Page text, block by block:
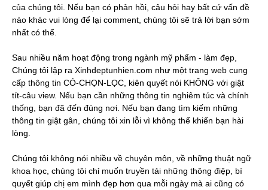
của chúng tôi. Nếu bạn có phản hồi, câu hỏi hay bất cứ vấn đề
nào khác vui lòng để lại comment, chúng tôi sẽ trả lời bạn sớm
nhất có thể.
Sau nhiều năm hoạt động trong ngành mỹ phẩm - làm đẹp,
Chúng tôi lập ra Xinhdeptunhien.com như một trang web cung
cấp thông tin CÓ-CHỌN-LỌC, kiên quyết nói KHÔNG với giật
tít-câu view. Nếu bạn cần những thông tin nghiêm túc và chính
thống, bạn đã đến đúng nơi. Nếu bạn đang tìm kiếm những
thông tin giật gân, chúng tôi xin lỗi vì không thể khiến bạn hài
lòng.
Chúng tôi không nói nhiều về chuyên môn, về những thuật ngữ
khoa học, chúng tôi chỉ muốn truyền tải những thông điệp, bí
quyết giúp chị em mình đẹp hơn qua mỗi ngày mà ai cũng có